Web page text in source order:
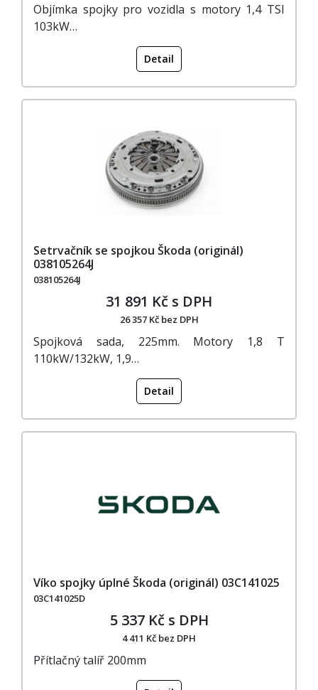
Objímka spojky pro vozidla s motory 1,4 TSI
103kW…
Detail
Setrvačník se spojkou Škoda (originál)
038105264J
038105264J
31 891 Kč s DPH
26 357 Kč bez DPH
Spojková sada, 225mm. Motory 1,8 T
110kW/132kW, 1,9…
Detail
Víko spojky úplné Škoda (originál) 03C141025
03C141025D
5 337 Kč s DPH
4 411 Kč bez DPH
Přítlačný talíř 200mm